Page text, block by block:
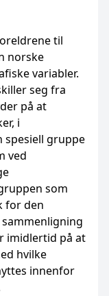
til
norske
variabler.
seg fra
på at
i
spesiell gruppe
ved
som
for den
imidlertid på at
hvilke
innenfor